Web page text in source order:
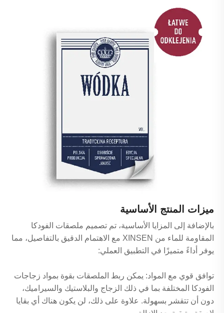
ميزات المنتج الأساسية
بالإضافة إلى المزايا الأساسية، تم تصميم ملصقات الفودكا
المقاومة للماء من XINSEN مع الاهتمام الدقيق بالتفاصيل، مما
يوفر أداءً متميزًا في التطبيق العملي:
توافق قوي مع المواد: يمكن ربط الملصقات بقوة بمواد زجاجات
الفودكا المختلفة بما في ذلك الزجاج والبلاستيك والسيراميك،
دون أن تتقشر بسهولة. علاوة على ذلك، لن يكون هناك أي بقايا